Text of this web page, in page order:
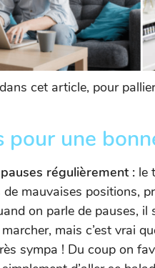
cet article, pour
pour une
régulièrement : le
mauvaises positions,
on parle de pauses, il
mais c’est vrai
sympa ! Du coup on